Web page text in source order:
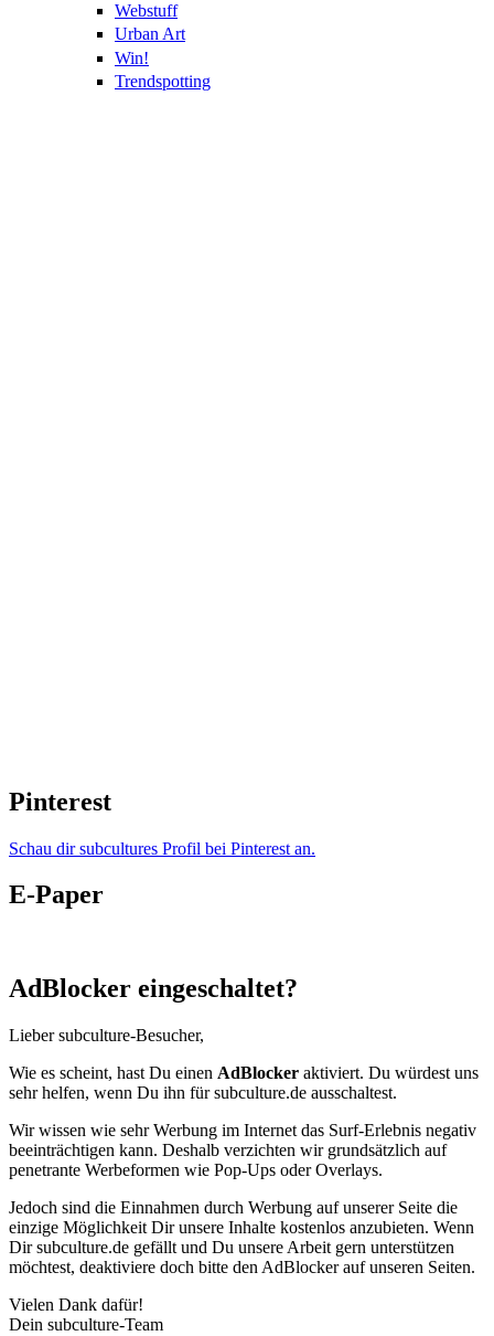
Webstuff
Urban Art
Win!
Trendspotting
Pinterest
Schau dir subcultures Profil bei Pinterest an.
E-Paper
AdBlocker eingeschaltet?
Lieber subculture-Besucher,
Wie es scheint, hast Du einen AdBlocker aktiviert. Du würdest uns
sehr helfen, wenn Du ihn für subculture.de ausschaltest.
Wir wissen wie sehr Werbung im Internet das Surf-Erlebnis negativ
beeinträchtigen kann. Deshalb verzichten wir grundsätzlich auf
penetrante Werbeformen wie Pop-Ups oder Overlays.
Jedoch sind die Einnahmen durch Werbung auf unserer Seite die
einzige Möglichkeit Dir unsere Inhalte kostenlos anzubieten. Wenn
Dir subculture.de gefällt und Du unsere Arbeit gern unterstützen
möchtest, deaktiviere doch bitte den AdBlocker auf unseren Seiten.
Vielen Dank dafür!
Dein subculture-Team